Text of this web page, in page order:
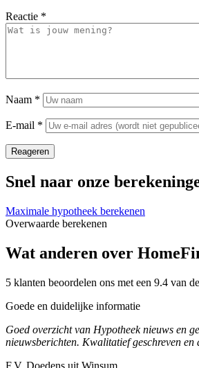
Reactie *
Naam *
E-mail *
Reageren
Snel naar onze
Maximale hypotheek berekenen
Overwaarde berekenen
Wat anderen over
5 klanten beoordelen ons met een 9.4 van
Goede en duidelijke informatie
Goed overzicht van Hypotheek nieuws en
nieuwsberichten. Kwalitatief geschreven
F.V. Doedens uit Winsum